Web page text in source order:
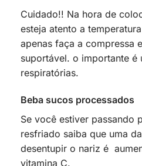
Cuidado!! Na hora de
esteja atento a
apenas faça a compressa
suportável. o importante é
respiratórias.
Beba sucos processados
Se você estiver passando
resfriado saiba que uma
desentupir o nariz é
vitamina C.